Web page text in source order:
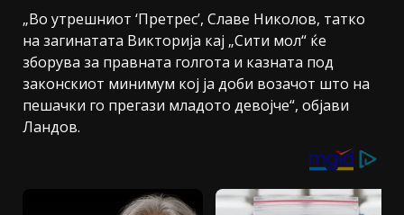
„Во утрешниот ‘Претрес’, Славе Николов, татко
на загинатата Викторија кај „Сити мол“ ќе
зборува за правната голгота и казната под
законскиот минимум кој ја доби возачот што на
пешачки го прегази младото девојче“, објави
Ландов.